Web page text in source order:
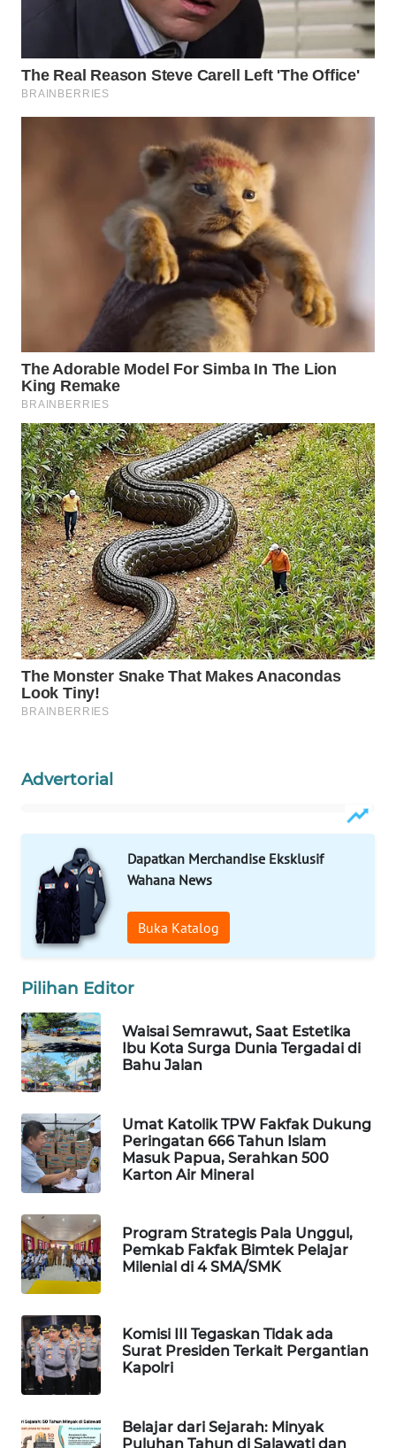
Advertorial
Dapatkan Merchandise Eksklusif
Wahana News
Buka Katalog
Pilihan Editor
Waisai Semrawut, Saat Estetika
Ibu Kota Surga Dunia Tergadai di
Bahu Jalan
Umat Katolik TPW Fakfak Dukung
Peringatan 666 Tahun Islam
Masuk Papua, Serahkan 500
Karton Air Mineral
Program Strategis Pala Unggul,
Pemkab Fakfak Bimtek Pelajar
Milenial di 4 SMA/SMK
Komisi III Tegaskan Tidak ada
Surat Presiden Terkait Pergantian
Kapolri
Belajar dari Sejarah: Minyak
Puluhan Tahun di Salawati dan
WAHANANEWS
ID
WAHANANEWS
WAHANA
UMKM
WAHANA
SELEB
WAHANA
PERSONA
WAHANA
OTOMOTIF
WAHANA
HEALTH
WAHANA
DESA
LAPAK
WAHANA
Wahana
KONSUMEN
LISTRIK
KELISTRIKAN
WALINKI
ID
MAWAKA
ID
MARTABAT
NET
PLN
WATCH
MKLI
LPKKI
LKKI
KOPEKLIN